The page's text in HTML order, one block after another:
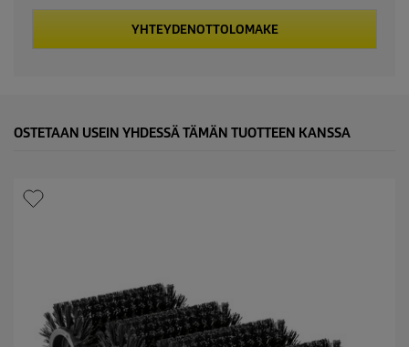
YHTEYDENOTTOLOMAKE
OSTETAAN USEIN YHDESSÄ TÄMÄN TUOTTEEN KANSSA